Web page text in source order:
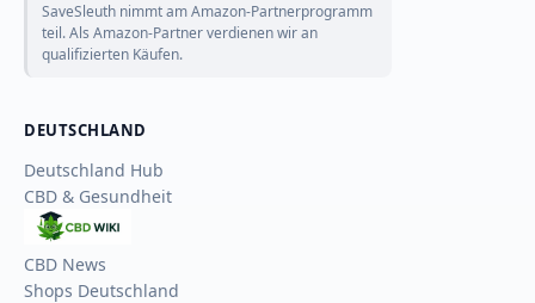
SaveSleuth nimmt am Amazon-Partnerprogramm
teil. Als Amazon-Partner verdienen wir an
qualifizierten Käufen.
DEUTSCHLAND
Deutschland Hub
CBD & Gesundheit
CBD
Wiki
CBD News
Shops Deutschland